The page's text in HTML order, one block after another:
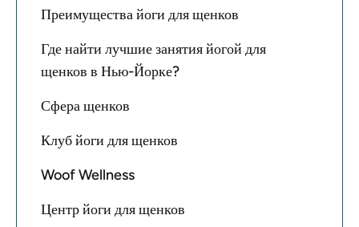
Преимущества йоги для щенков
Где найти лучшие занятия йогой для
щенков в Нью-Йорке?
Сфера щенков
Клуб йоги для щенков
Woof Wellness
Центр йоги для щенков